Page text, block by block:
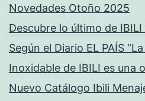
Novedades Otoño 2025
Descubre lo último de
Según el Diario EL PAÍS
Inoxidable de IBILI es una
Nuevo Catálogo Ibili